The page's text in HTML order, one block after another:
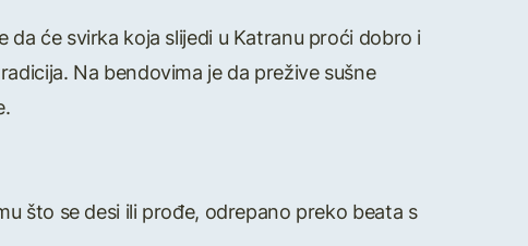
da će svirka koja slijedi u Katranu proći dobro i
Na bendovima je da prežive sušne
što se desi ili prođe, odrepano preko beata s